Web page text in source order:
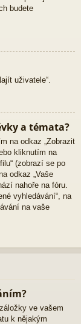
budete
uživatele“.
a témata?
na odkaz „Zobrazit
kliknutím na
(zobrazí se po
odkaz „Vaše
nahoře na fóru.
vyhledávání“, na
na vaše
ve vašem
k nějakým